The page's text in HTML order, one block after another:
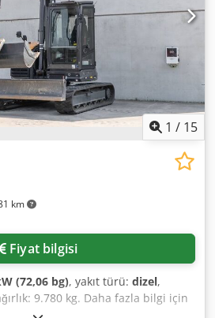
kullanıma hazır Daha fazla bilgi
ayarlamak için lütfen
Ek Bilgiler = Üretim Yılı: 2012 Boş
1.540 kg Toplam Ağırlık:
Çok iyi Codpfx Aezrd Uaegueha
Numarası:
Daha fazla bilgi için Gerrit
geçin.
1 / 15
km
Fiyat bilgisi
(72,06 bg), yakıt türü: dizel,
9.780 kg. Daha fazla bilgi için
iletişime geçin. Cjdpozrrw Aofx